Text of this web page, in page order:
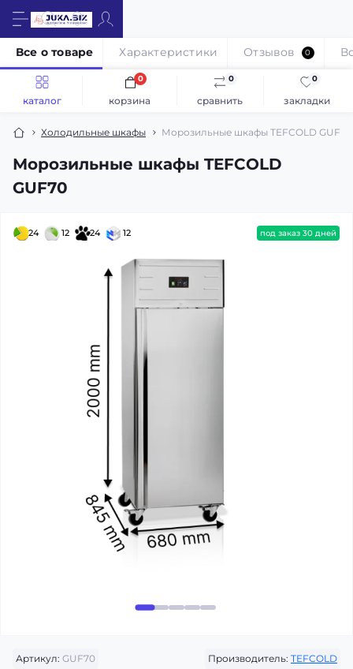
каталог сравнить
0
закладки
0
корзина
0
Холодильные шкафы Морозильные шкафы TEFCOLD GUF70
Морозильные шкафы TEFCOLD
GUF70
Все о товаре Характеристики Отзывов 0
24 12 24 12 под заказ 30 дней
Артикул: GUF70 Производитель: TEFCOLD